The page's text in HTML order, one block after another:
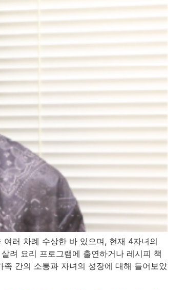
러 차례 수상한 바 있으며, 현재 4자녀의
려 요리 프로그램에 출연하거나 레시피 책
간의 소통과 자녀의 성장에 대해 들어보았